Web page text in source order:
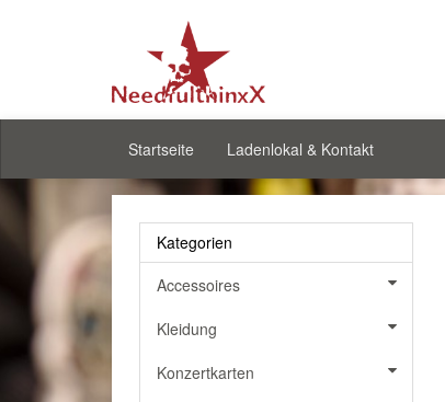
Startseite Ladenlokal & Kontakt
Kategorien
Accessoires
Kleidung
Konzertkarten